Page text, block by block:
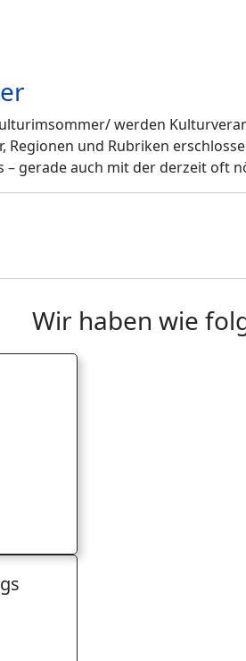
werden
Regionen und Rubriken
– gerade auch mit der derzeit oft
Wir haben wie